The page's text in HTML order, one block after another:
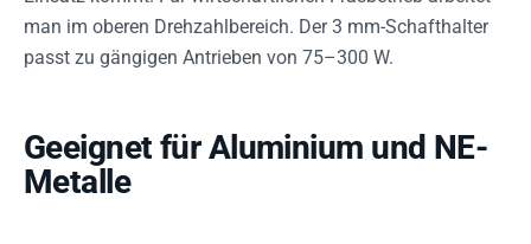
man im oberen Drehzahlbereich. Der 3 mm-Schafthalter
passt zu gängigen Antrieben von 75–300 W.
Geeignet für Aluminium und NE-
Metalle